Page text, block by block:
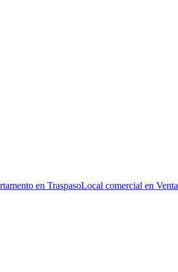
en TraspasoLocal comercial en Venta